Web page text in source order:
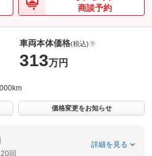
商談予約
車両本体価格(税込)
313万円
価格変更をお知らせ
回
詳細を見る